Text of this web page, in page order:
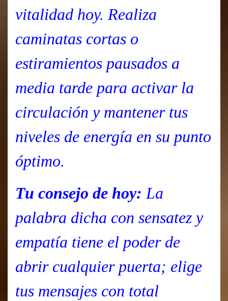
vitalidad hoy. Realiza
caminatas cortas o
estiramientos pausados a
media tarde para activar la
circulación y mantener tus
niveles de energía en su punto
óptimo.
Tu consejo de hoy: La
palabra dicha con sensatez y
empatía tiene el poder de
abrir cualquier puerta; elige
tus mensajes con total